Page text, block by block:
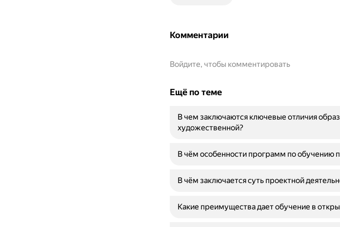
Комментарии
Войдите, чтобы комментировать
Ещё по теме
В чем заключаются ключевые отличия
художественной?
В чём особенности программ по
В чём заключается суть проектной
Какие преимущества дает обучение в